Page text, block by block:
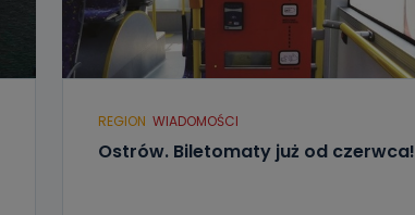
REGION WIADOMOŚCI
Ostrów. Biletomaty już od czerwca!